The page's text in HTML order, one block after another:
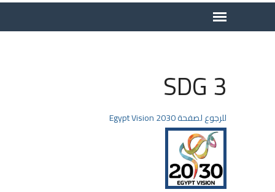
SDG 3
للرجوع لصفحة Egypt Vision 2030